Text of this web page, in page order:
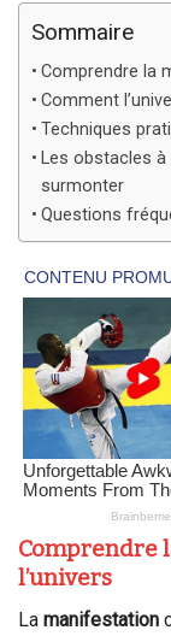
Sommaire
Comprendre la
Comment
Techniques
Les obstacles
surmonter
Questions
Comprendre
l’univers
La manifestation